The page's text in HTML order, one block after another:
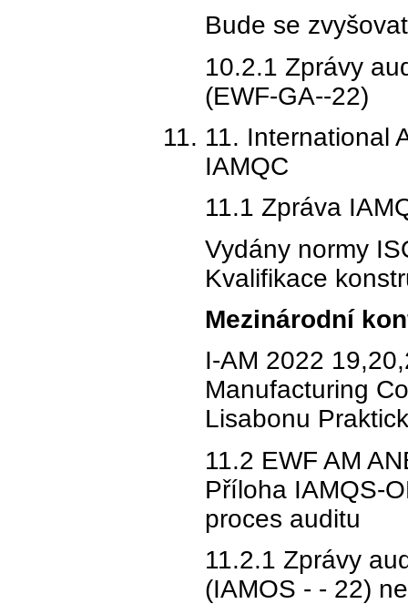
Bude se
10.2.1 Zprávy
(EWF-GA--22)
11. International
IAMQC
11.1 Zpráva
Vydány normy
Kvalifikace
Mezinárodní
I-AM 2022
Manufacturing
Lisabonu
11.2 EWF AM
Příloha IAMQS-
proces auditu
11.2.1 Zprávy
(IAMOS - - 22)